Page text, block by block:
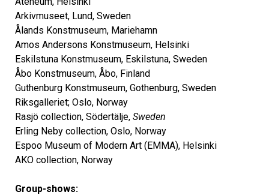
Arkivmuseet, Lund, Sweden
Ålands Konstmuseum, Mariehamn
Amos Andersons Konstmuseum, Helsinki
Eskilstuna Konstmuseum, Eskilstuna, Sweden
Åbo Konstmuseum, Åbo, Finland
Guthenburg Konstmuseum, Gothenburg, Sweden
Riksgalleriet; Oslo, Norway
Rasjö collection, Södertälje, Sweden
Erling Neby collection, Oslo, Norway
Espoo Museum of Modern Art (EMMA), Helsinki
AKO collection, Norway
Group-shows: